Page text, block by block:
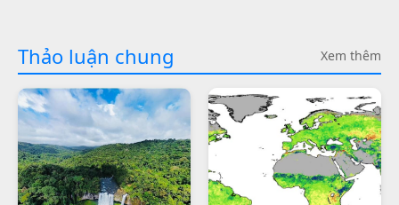
Thảo luận chung Xem thêm